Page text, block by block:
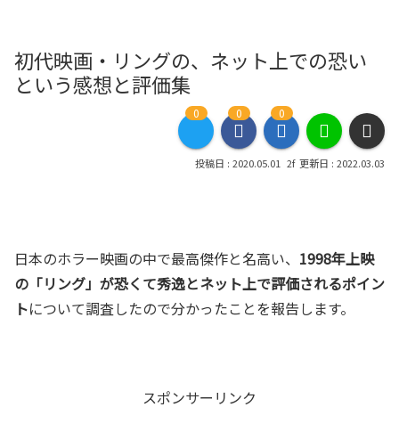
初代映画・リングの、ネット上での恐い
という感想と評価集
0 0 0
2020.05.01 2022.03.03
日本のホラー映画の中で最高傑作と名高い、 1998年上映
の「リング」が恐くて秀逸とネット上で評価されるポイン
トについて調査したので分かったことを報告します。
スポンサーリンク